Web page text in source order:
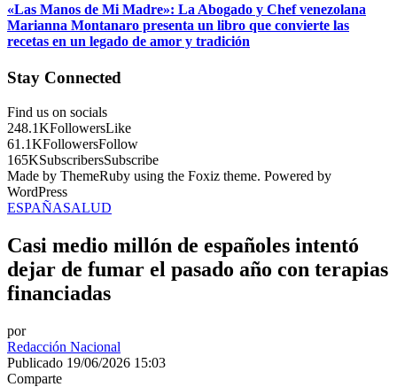
«Las Manos de Mi Madre»: La Abogado y Chef venezolana
Marianna Montanaro presenta un libro que convierte las
recetas en un legado de amor y tradición
Stay Connected
Find us on socials
248.1KFollowersLike
61.1KFollowersFollow
165KSubscribersSubscribe
Made by ThemeRuby using the Foxiz theme. Powered by
WordPress
ESPAÑASALUD
Casi medio millón de españoles intentó
dejar de fumar el pasado año con terapias
financiadas
por
Redacción Nacional
Publicado 19/06/2026 15:03
Comparte